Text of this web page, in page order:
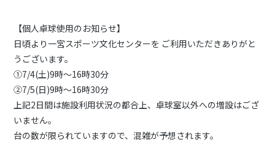
【個人卓球使用のお知らせ】
日頃より一宮スポーツ文化センターを ご利用いただきありがと
うございます。
①7/4(土)9時〜16時30分
②7/5(日)9時〜16時30分
上記2日間は施設利用状況の都合上、卓球室以外への増設はござ
いません。
台の数が限られていますので、混雑が予想されます。